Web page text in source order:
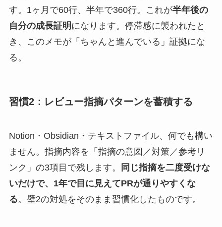
す。1ヶ月で60行、半年で360行。これが半年後の
自分の成長証明 になります。停滞感に襲われたと
き、このメモが「ちゃんと進んでいる」証拠にな
る。
習慣2：レビュー指摘パターンを蓄積する
Notion・Obsidian・テキストファイル、何でも構い
ません。指摘内容を「指摘の意図／対策／参考リ
ンク」の3項目で残します。
同じ指摘を二度受けな
いだけで、1年で目に見えてPRが通りやすくな
る。壁2の対処をそのまま習慣化したものです。